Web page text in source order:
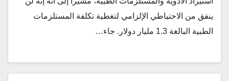
ينفق من الاحتياطي الإلزامي لتغطية تكلفة المستلزمات
الطبية البالغة 1.3 مليار دولار. جاء…